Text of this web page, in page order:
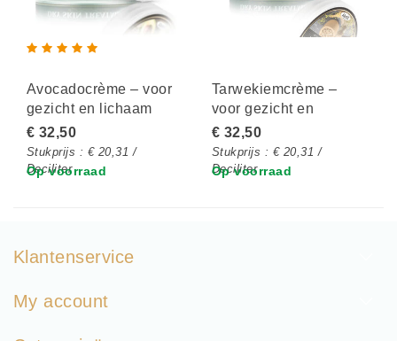
Avocadocrème – voor
gezicht en lichaam
€ 32,50
Stukprijs : € 20,31 /
Deciliter
Op voorraad
Tarwekiemcrème –
voor gezicht en
lichaam
€ 32,50
Stukprijs : € 20,31 /
Deciliter
Op voorraad
Klantenservice
My account